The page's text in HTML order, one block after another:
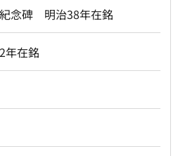
念碑 明治38年在銘
在銘